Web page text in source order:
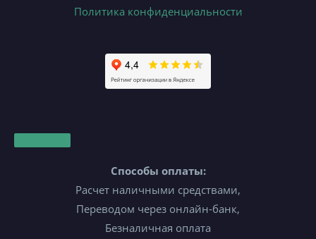
Политика конфиденциальности
Способы оплаты:
Расчет наличными средствами,
Переводом через онлайн-банк,
Безналичная оплата